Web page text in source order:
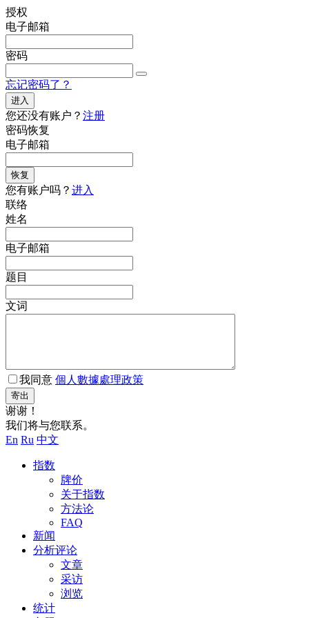
授权
电子邮箱
密码
忘记密码了？
进入
您还没有账户？ 注册
密码恢复
电子邮箱
恢复
您有账户吗？ 进入
联络
姓名
电子邮箱
题目
文词
我同意 個人數據處理政策
寄出
谢谢！
我们将与您联系。
En Ru 中文
指数
牌价
关于指数
方法论
FAQ
新闻
分析评论
文章
采访
浏览
统计